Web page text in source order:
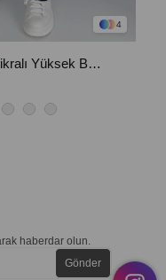
4
Palazzo Full Likralı Yüksek Bel Kadın Pantolon - Siyah
haberdar olun.
Gönder